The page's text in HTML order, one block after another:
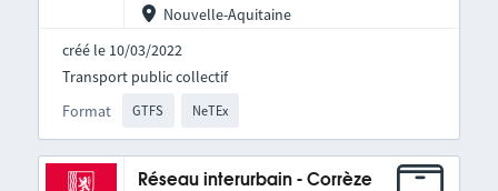
Nouvelle-Aquitaine
créé le 10/03/2022
Format GTFS NeTEx
Transport public collectif
Réseau interurbain - Corrèze